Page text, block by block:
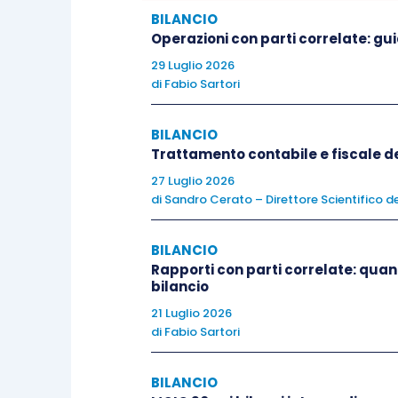
dei ricavi
contributi in conto impianti:
contributi in conto capitale
dell’azienda
Sicuramente i premi PAC
la quale il Principio Contabile OIC
luogo nell’esercizio
pertanto, verificare chericadano in
l’esercizio diriferimento del
quello in cui è sorto con certezza
quello in cui, infine, è stato
BILANCIO
Operazioni con parti correlate:
29 Luglio 2026
di Fabio Sartori
BILANCIO
Trattamento contabile e fiscale
27 Luglio 2026
di Sandro Cerato – Direttore Scientifico
BILANCIO
Rapporti con parti correlate:
bilancio
21 Luglio 2026
di Fabio Sartori
BILANCIO